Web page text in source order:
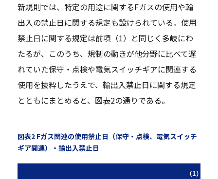
新規則では、特定の用途に関するFガスの使用や輸
出入の禁止日に関する規定も設けられている。使用
禁止日に関する規定は前項（1）と同じく多岐にわ
たるが、このうち、規制の動きが他分野に比べて遅
れていた保守・点検や電気スイッチギアに関連する
使用を抜粋したうえで、輸出入禁止日に関する規定
とともにまとめると、図表2の通りである。
図表2 Fガス関連の使用禁止日（保守・点検、電気スイッチ
ギア関連）・輸出入禁止日
（1）使用